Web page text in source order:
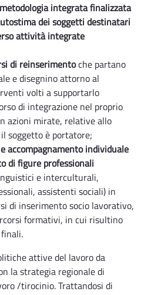
metodologia integrata finalizzata
dei soggetti destinatari
attività integrate
di reinserimentoche partano
e disegnino attorno al
volti a supportarlo
di integrazione nel proprio
azioni mirate, relative allo
soggetto è portatore;
accompagnamento individuale
di figure professionali
e interculturali,
assistenti sociali) in
di inserimento socio lavorativo,
formativi, in cui risultino
attive del lavoro da
la strategia regionale di
/tirocinio. Trattandosi di